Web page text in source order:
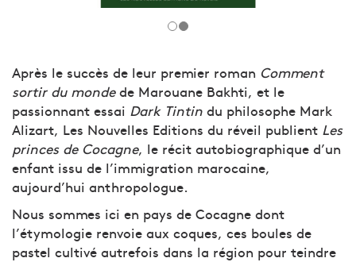
Après le succès de leur premier roman Comment
sortir du mondede Marouane Bakhti, et le
passionnant essai Dark Tintin du philosophe Mark
Alizart, Les Nouvelles Editions du réveil publient Les
princes de Cocagne, le récit autobiographique d’un
enfant issu de l’immigration marocaine,
aujourd’hui anthropologue.
Nous sommes ici en pays de Cocagne dont
l’étymologie renvoie aux coques, ces boules de
pastel cultivé autrefois dans la région pour teindre